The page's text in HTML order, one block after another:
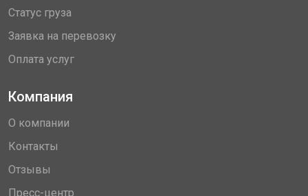
Статус груза
Заявка на перевозку
Оплата услуг
Компания
О компании
Контакты
Отзывы
Пресс-центр